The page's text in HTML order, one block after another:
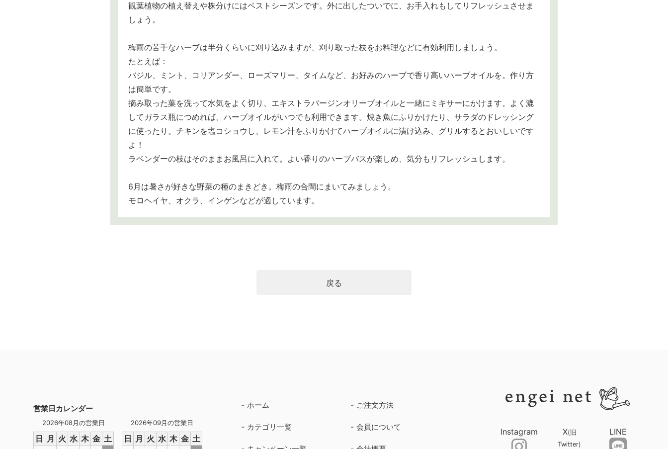
観葉植物の植え替えや株分けにはベストシーズンです。外に出したついでに、お手入れもしてリフレッシュさせま
しょう。
梅雨の苦手なハーブは半分くらいに刈り込みますが、刈り取った枝をお料理などに有効利用しましょう。
たとえば：
バジル、ミント、コリアンダー、ローズマリー、タイムなど、お好みのハーブで香り高いハーブオイルを。作り方
は簡単です。
摘み取った葉を洗って水気をよく切り、エキストラバージンオリーブオイルと一緒にミキサーにかけます。よく漉
してガラス瓶につめれば、ハーブオイルがいつでも利用できます。焼き魚にふりかけたり、サラダのドレッシング
に使ったり。チキンを塩コショウし、レモン汁をふりかけてハーブオイルに漬け込み、グリルするとおいしいです
よ！
ラベンダーの枝はそのままお風呂に入れて。よい香りのハーブバスが楽しめ、気分もリフレッシュします。
6月は暑さが好きな野菜の種のまきどき。梅雨の合間にまいてみましょう。
モロヘイヤ、オクラ、インゲンなどが適しています。
戻る
営業日カレンダー
2026年08月の営業日
日 月 火 水 木 金 土
2026年09月の営業日
日 月 火 水 木 金 土
ホーム ご注文方法
カテゴリ一覧 会員について Instagram X(旧
Twitter)
LINE